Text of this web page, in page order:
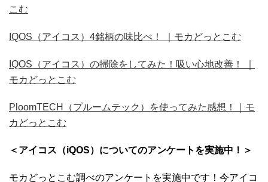
こむ
IQOS（アイコス）4銘柄の味比べ！ ｜モカどっとこむ
IQOS（アイコス）の掃除をしてみた！吸い心地改善！ ｜
モカどっとこむ
PloomTECH（プルームテック）を使ってみた感想！｜モ
カどっとこむ
＜アイコス（iQOS）についてのアンケートを実施中！＞
モカどっとこむ調べのアンケートを実施中です！今アイコ